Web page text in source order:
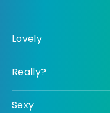
Lovely
Really?
Sexy